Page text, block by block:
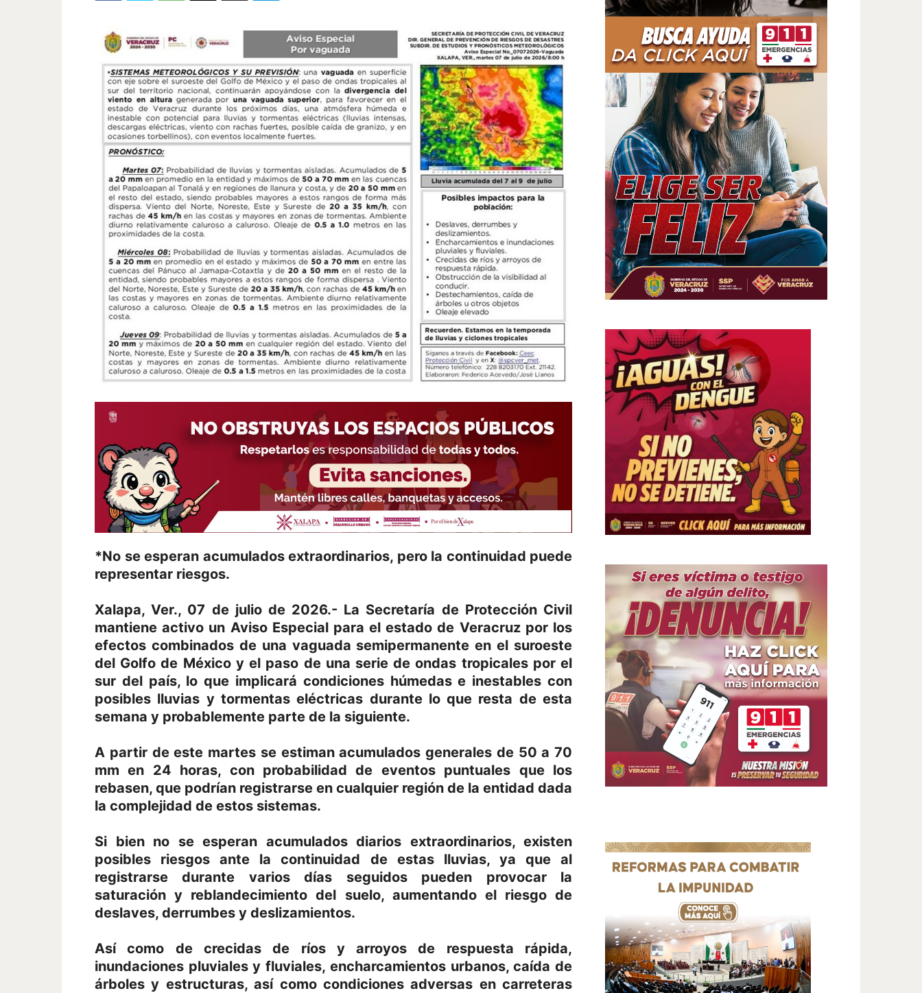
*No se esperan acumulados extraordinarios, pero la continuidad puede
representar riesgos.
Xalapa, Ver., 07 de julio de 2026.- La Secretaría de Protección Civil
mantiene activo un Aviso Especial para el estado de Veracruz por los
efectos combinados de una vaguada semipermanente en el suroeste
del Golfo de México y el paso de una serie de ondas tropicales por el
sur del país, lo que implicará condiciones húmedas e inestables con
posibles lluvias y tormentas eléctricas durante lo que resta de esta
semana y probablemente parte de la siguiente.
A partir de este martes se estiman acumulados generales de 50 a 70
mm en 24 horas, con probabilidad de eventos puntuales que los
rebasen, que podrían registrarse en cualquier región de la entidad dada
la complejidad de estos sistemas.
Si bien no se esperan acumulados diarios extraordinarios, existen
posibles riesgos ante la continuidad de estas lluvias, ya que al
registrarse durante varios días seguidos pueden provocar la
saturación y reblandecimiento del suelo, aumentando el riesgo de
deslaves, derrumbes y deslizamientos.
Así como de crecidas de ríos y arroyos de respuesta rápida,
inundaciones pluviales y fluviales, encharcamientos urbanos, caída de
árboles y estructuras, así como condiciones adversas en carreteras